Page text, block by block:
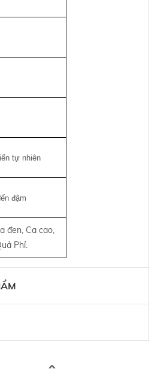
tự nhiên
đậm
đen, Ca cao,
Phỉ.